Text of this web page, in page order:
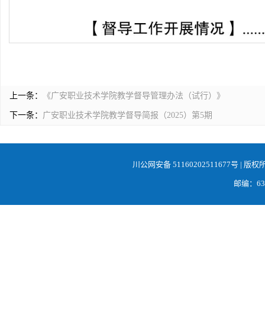
上一条： 《广安职业技术学院教学督导管理办法（试行）》
下一条： 广安职业技术学院教学督导简报（2025）第5期
川公网安备 51160202511677号 | 版权
邮编：